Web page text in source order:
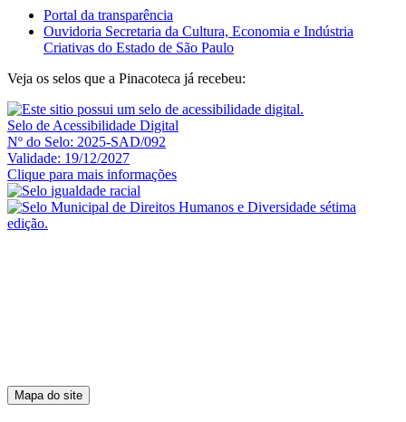
Portal da transparência
Ouvidoria Secretaria da Cultura, Economia e Indústria
Criativas do Estado de São Paulo
Veja os selos que a Pinacoteca já recebeu:
Selo de Acessibilidade Digital
Nº do Selo: 2025-SAD/092
Validade: 19/12/2027
Clique para mais informações
Mapa do site